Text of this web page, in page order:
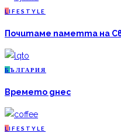
L IFESTYLE
Почитаме паметта на
Б ЪЛГАРИЯ
Времето днес
L IFESTYLE